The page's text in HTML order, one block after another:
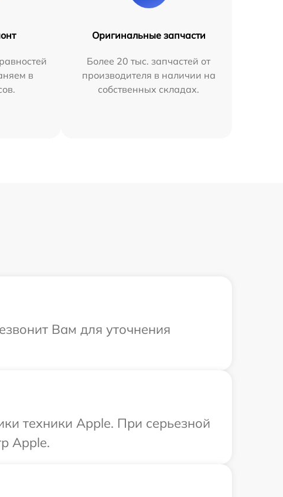
в
Оригинальные запчасти
Более 20 тыс. запчастей от
производителя в наличии на
собственных складах.
Вам для уточнения
техники Apple. При серьезной
Apple.